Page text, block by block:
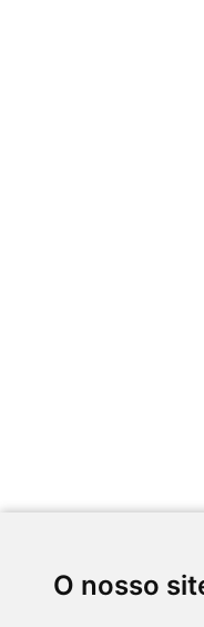
O nosso